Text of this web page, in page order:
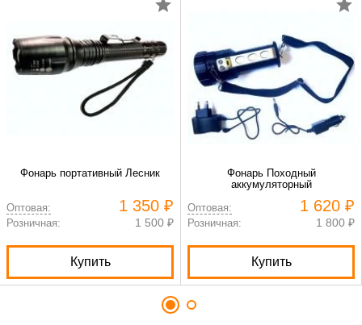
Фонарь портативный Лесник
Оптовая: 1 350 ₽
Розничная: 1 500 ₽
Купить
Фонарь Походный
аккумуляторный
Оптовая:
1 620 ₽
Розничная: 1 800 ₽
Купить